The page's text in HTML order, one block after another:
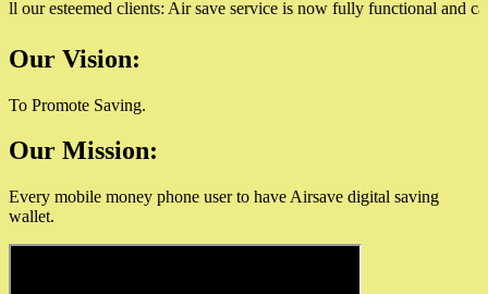
clients: Air save service is now fully functional and can be
Our Vision:
To Promote Saving.
Our Mission:
Every mobile money phone user to have Airsave digital saving
wallet.